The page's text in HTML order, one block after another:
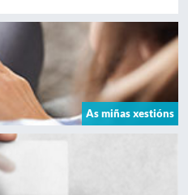
As miñas xestións